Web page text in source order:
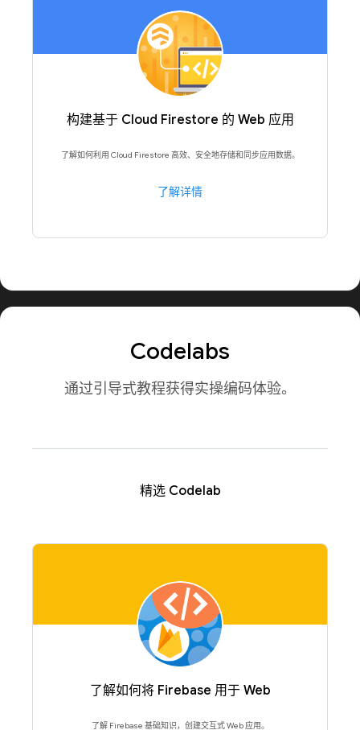
构建基于 Cloud Firestore 的 Web 应用
了解如何利用 Cloud Firestore 高效、安全地存储和同步应用数据。
了解详情
Codelabs
通过引导式教程获得实操编码体验。
精选 Codelab
了解如何将 Firebase 用于 Web
了解 Firebase 基础知识，创建交互式 Web 应用。